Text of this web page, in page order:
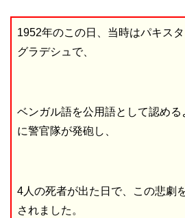
1952年のこの日、当時はパキス
グラデシュで、
ベンガル語を公用語として認め
に警官隊が発砲し、
4人の死者が出た日で、この悲劇
されました。